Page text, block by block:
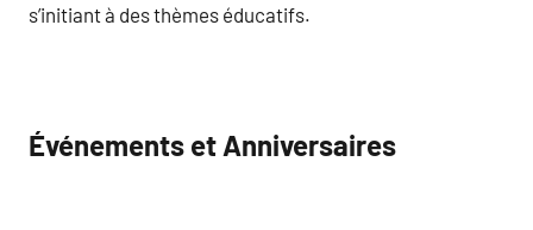
s’initiant à des thèmes éducatifs.
Événements et Anniversaires